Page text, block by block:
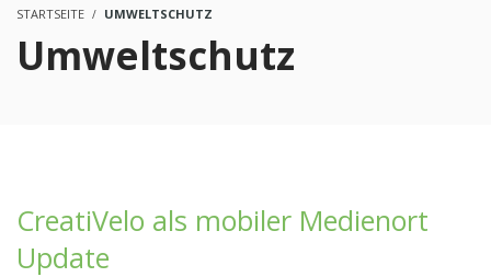
STARTSEITE UMWELTSCHUTZ
Umweltschutz
CreatiVelo als mobiler Medienort
Update